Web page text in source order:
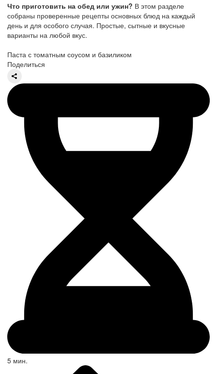
Что приготовить на обед или ужин? В этом разделе
собраны проверенные рецепты основных блюд на каждый
день и для особого случая. Простые, сытные и вкусные
варианты на любой вкус.
Паста с томатным соусом и базиликом
Поделиться
5 мин.